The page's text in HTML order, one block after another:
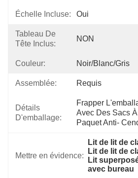
Échelle Incluse: Oui
Tableau De
Tête Inclus:
NON
Couleur: Noir/blanc/gris
Assemblée: Requis
Détails
D'emballage:
Frapper
Avec Des Sacs
Paquet Anti-
Mettre en évidence:
Lit de lit de
Lit de lit de
Lit
avec bureau